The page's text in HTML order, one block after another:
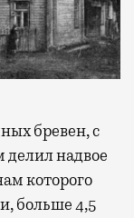
бревен, с
делил надвое
которого
больше 4,5